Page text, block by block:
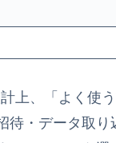
上、「よく使
待・データ取